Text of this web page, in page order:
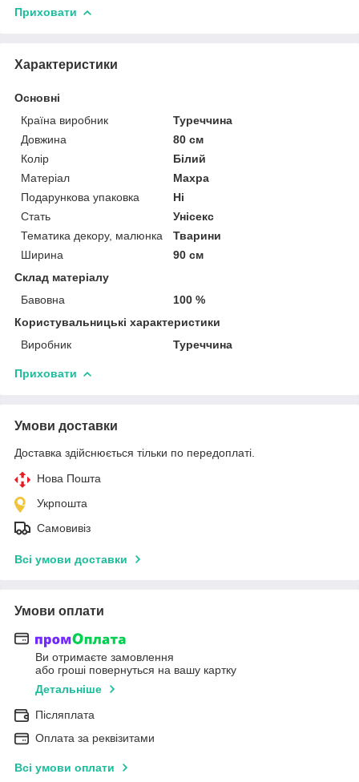
Приховати
Характеристики
Основні
Країна виробник
Туреччина
Довжина
80 см
Колір
Білий
Матеріал
Махра
Подарункова упаковка
Ні
Стать
Унісекс
Тематика декору, малюнка
Тварини
Ширина
90 см
Склад матеріалу
Бавовна
100 %
Користувальницькі характеристики
Виробник
Туреччина
Приховати
Умови доставки
Доставка здійснюється тільки по передоплаті.
Нова Пошта
Укрпошта
Самовивіз
Всі умови доставки
Умови оплати
Ви отримаєте замовлення
або гроші повернуться на вашу картку
Детальніше
Післяплата
Оплата за реквізитами
Всі умови оплати